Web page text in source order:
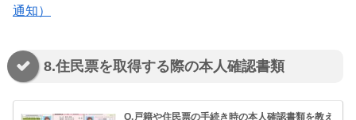
通知）
8.住民票を取得する際の本人確認書類
Q.戸籍や住民票の手続き時の本人確認書類を教え